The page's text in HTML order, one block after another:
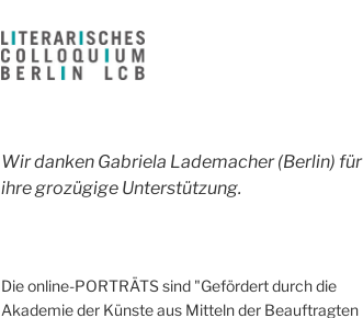
Wir danken Gabriela Lademacher (Berlin) für
ihre grozügige Unterstützung.
Die online-PORTRÄTS sind "Gefördert durch die
Akademie der Künste aus Mitteln der Beauftragten